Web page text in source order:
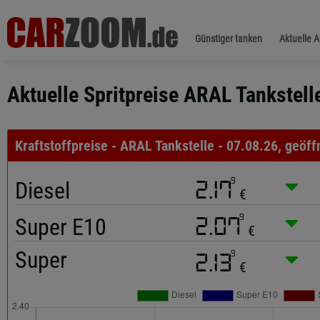
Günstiger tanken Aktuelle
Aktuelle Spritpreise ARAL
Kraftstoffpreise - ARAL Tankstelle - 07.08.26,
Diesel 2.179
€
Super E10 2.079
€
Super 2.139
€